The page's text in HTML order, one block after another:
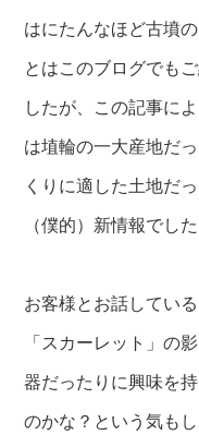
はにたんなほど古墳
とはこのブログでも
したが、この記事に
は埴輪の一大産地だ
くりに適した土地だ
（僕的）新情報でした
お客様とお話してい
「スカーレット」の
器だったりに興味を
のかな？という気も